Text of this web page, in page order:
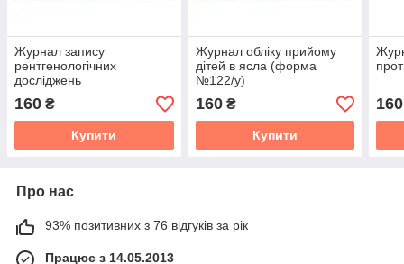
Журнал запису
рентгенологічних
досліджень
160 ₴
Купити
Журнал обліку прийому
дітей в ясла (форма
№122/у)
160₴
Купити
160
Про нас
93% позитивних з 76 відгуків за рік
Працює з 14.05.2013